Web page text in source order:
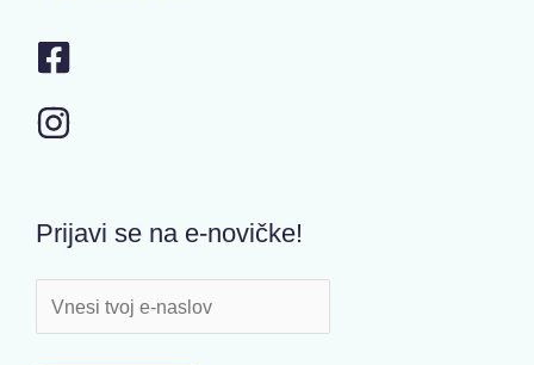
Prijavi se na e-novičke!